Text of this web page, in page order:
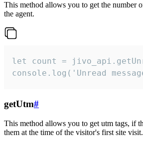
This method allows you to get the number
the agent.
let count =
console.log('Unread
getUtm#
This method allows you to get utm tags, if
them at the time of the visitor's first site visit.